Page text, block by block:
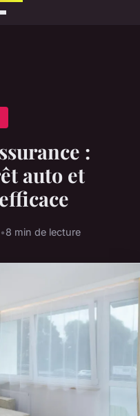
:
auto et
•8 min de lecture